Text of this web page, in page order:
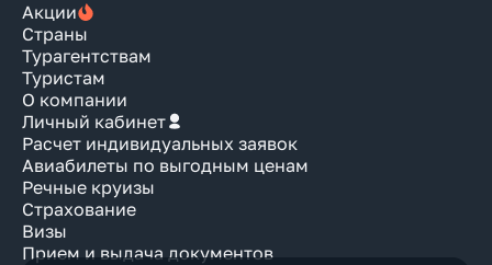
Акции
Страны
Турагентствам
Туристам
О компании
Личный кабинет
Расчет индивидуальных заявок
Авиабилеты по выгодным ценам
Речные круизы
Страхование
Визы
Прием и выдача документов